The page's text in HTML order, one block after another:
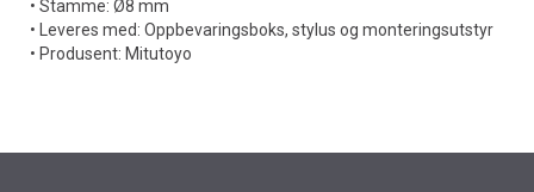
• Stamme: Ø8 mm
• Leveres med: Oppbevaringsboks, stylus og monteringsutstyr
• Produsent: Mitutoyo